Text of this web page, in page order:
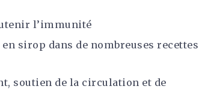
l’immunité
sirop dans de nombreuses recettes
soutien de la circulation et de